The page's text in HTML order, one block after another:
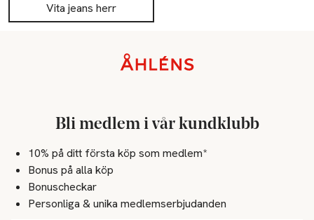
Vita jeans herr
Bli medlem i vår kundklubb
10% på ditt första köp som medlem*
Bonus på alla köp
Bonuscheckar
Personliga & unika medlemserbjudanden